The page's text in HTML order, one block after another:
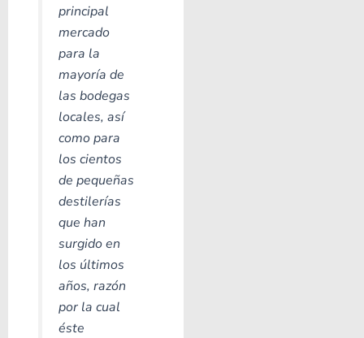
principal
mercado
para la
mayoría de
las bodegas
locales, así
como para
los cientos
de pequeñas
destilerías
que han
surgido en
los últimos
años, razón
por la cual
éste